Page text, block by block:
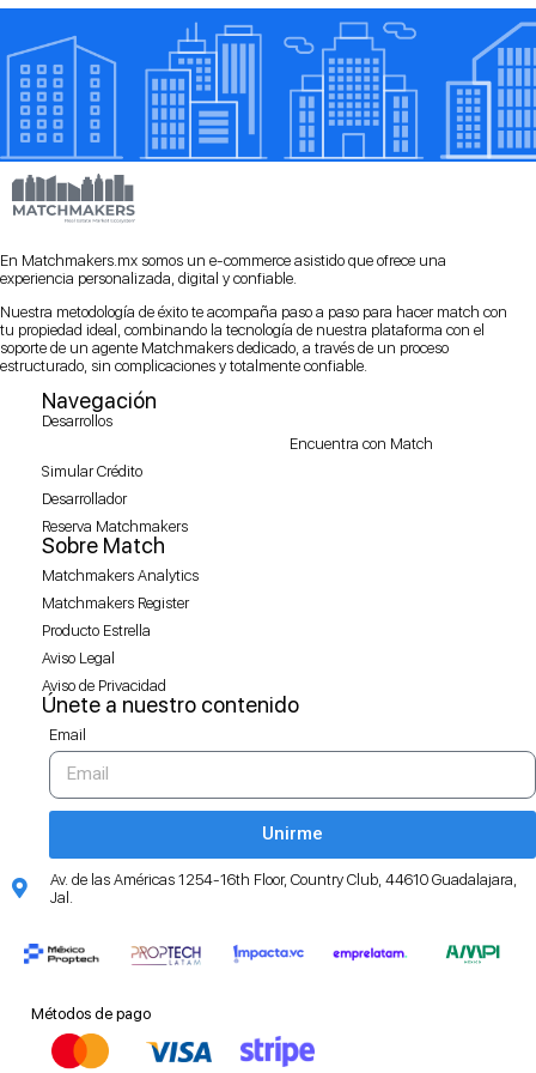
En Matchmakers.mx somos un e-commerce asistido que ofrece una
experiencia personalizada, digital y confiable.
Nuestra metodología de éxito te acompaña paso a paso para hacer match con
tu propiedad ideal, combinando la tecnología de nuestra plataforma con el
soporte de un agente Matchmakers dedicado, a través de un proceso
estructurado, sin complicaciones y totalmente confiable.
Navegación
Desarrollos
Encuentra con Match
Simular Crédito
Desarrollador
Reserva Matchmakers
Sobre Match
Matchmakers Analytics
Matchmakers Register
Producto Estrella
Aviso Legal
Aviso de Privacidad
Únete a nuestro contenido
Email
Unirme
Av. de las Américas 1254-16th Floor, Country Club, 44610 Guadalajara,
Jal.
Métodos de pago